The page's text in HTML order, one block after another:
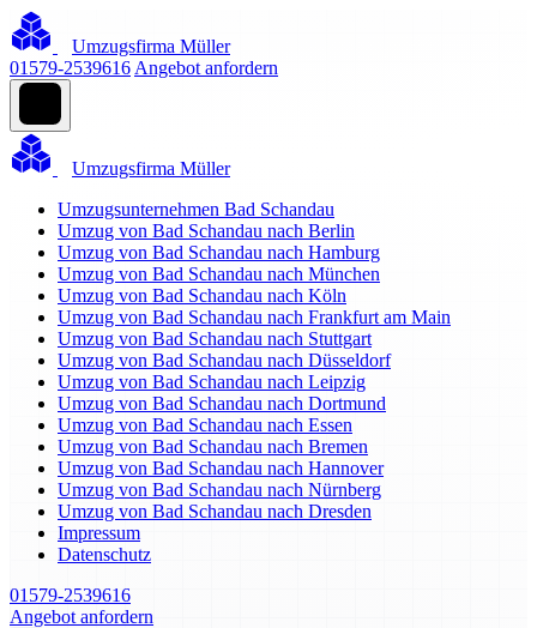
Umzugsfirma Müller
01579-2539616 Angebot anfordern
Umzugsfirma Müller
Umzugsunternehmen Bad Schandau
Umzug von Bad Schandau nach Berlin
Umzug von Bad Schandau nach Hamburg
Umzug von Bad Schandau nach München
Umzug von Bad Schandau nach Köln
Umzug von Bad Schandau nach Frankfurt am Main
Umzug von Bad Schandau nach Stuttgart
Umzug von Bad Schandau nach Düsseldorf
Umzug von Bad Schandau nach Leipzig
Umzug von Bad Schandau nach Dortmund
Umzug von Bad Schandau nach Essen
Umzug von Bad Schandau nach Bremen
Umzug von Bad Schandau nach Hannover
Umzug von Bad Schandau nach Nürnberg
Umzug von Bad Schandau nach Dresden
Impressum
Datenschutz
01579-2539616
Angebot anfordern